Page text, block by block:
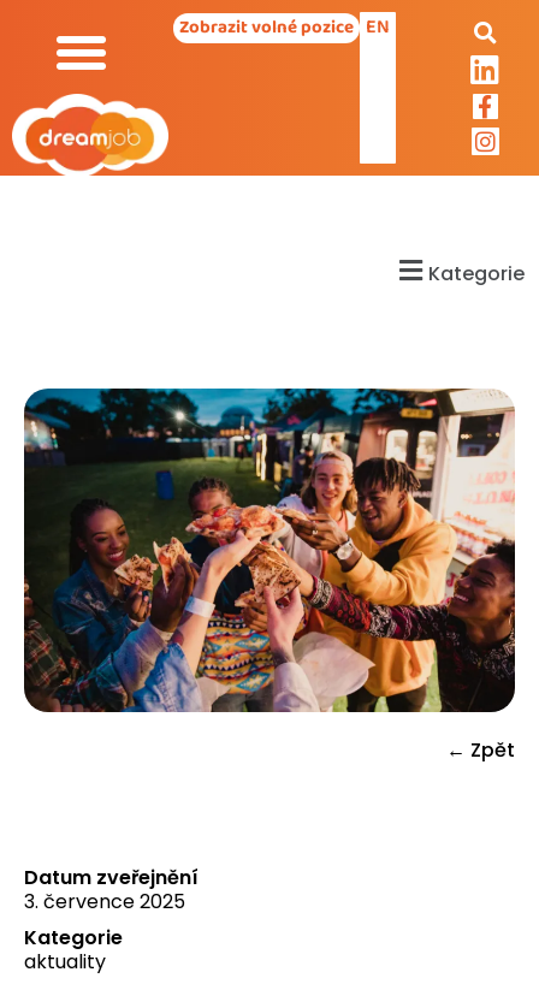
Zobrazit volné pozice EN
Kategorie
← Zpět
Datum zveřejnění
3. července 2025
Kategorie
aktuality